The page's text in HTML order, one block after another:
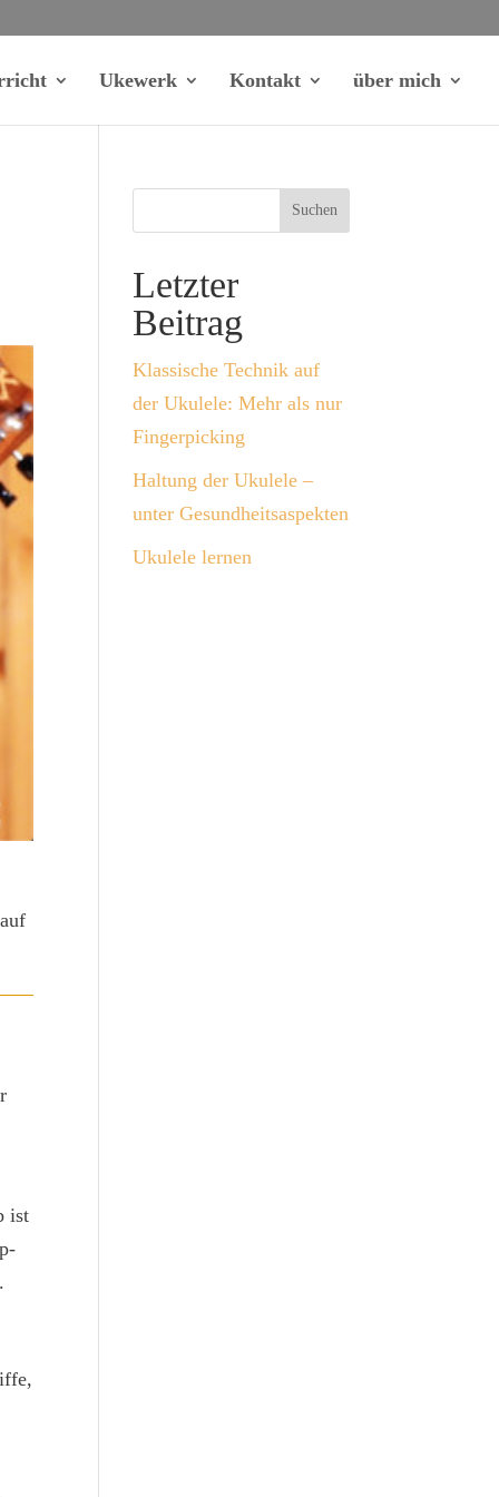
Ukewerk Kontakt über mich
ist
Suchen
Letzter
Beitrag
Klassische Technik auf
der Ukulele: Mehr als nur
Fingerpicking
Haltung der Ukulele –
unter Gesundheitsaspekten
Ukulele lernen